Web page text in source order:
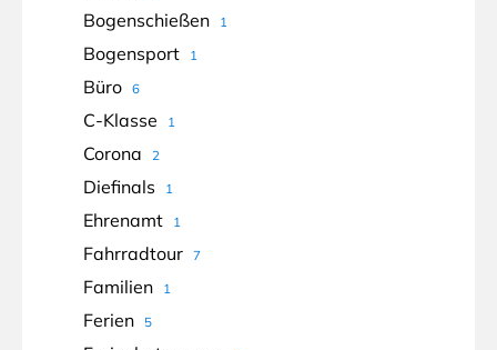
Bogenschießen 1
Bogensport 1
Büro 6
C-Klasse 1
Corona 2
Diefinals 1
Ehrenamt 1
Fahrradtour 7
Familien 1
Ferien 5